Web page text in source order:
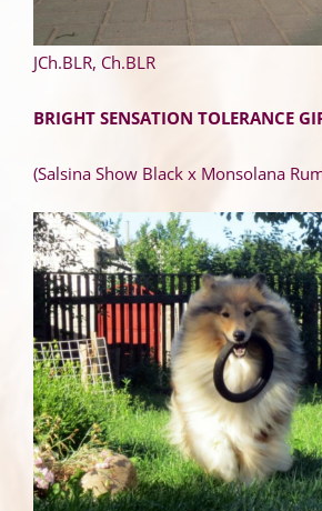
JCh.BLR, Ch.BLR
BRIGHT SENSATION TOLERANCE
(Salsina Show Black х Monsolana